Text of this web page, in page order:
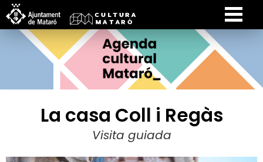
La casa Coll i Regàs
Visita guiada